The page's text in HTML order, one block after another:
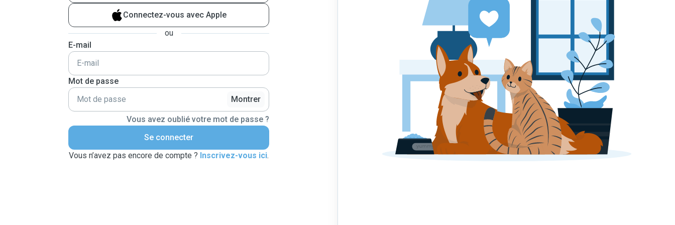
Connectez-vous avec Apple
ou
E-mail
Mot de passe
Montrer
Vous avez oublié votre mot de passe ?
Se connecter
Vous n’avez pas encore de compte ? Inscrivez-vous ici.